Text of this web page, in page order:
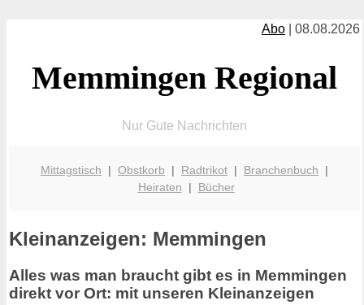
Abo | 08.08.2026
Memmingen Regional
Nur Gute Nachrichten
Mittagstisch | Obstkorb | Radtrikot | Branchenbuch |
Heiraten | Bücher
Kleinanzeigen: Memmingen
Alles was man braucht gibt es in Memmingen
direkt vor Ort: mit unseren Kleinanzeigen